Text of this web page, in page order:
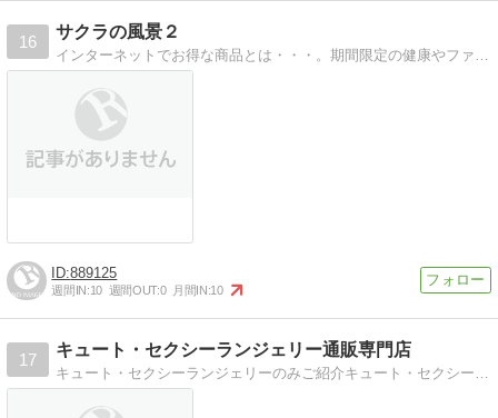
16
サクラの風景２
889125
週間IN:10 週間OUT:0 月間IN:10
17
キュート・セクシーランジェリー通販専門店